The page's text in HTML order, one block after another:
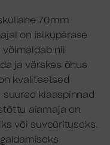
70mm
on isikupärase
võimaldab nii
ja värskes õhus
kvaliteetsed
klaaspinnad
aiamaja on
või suveürituseks.